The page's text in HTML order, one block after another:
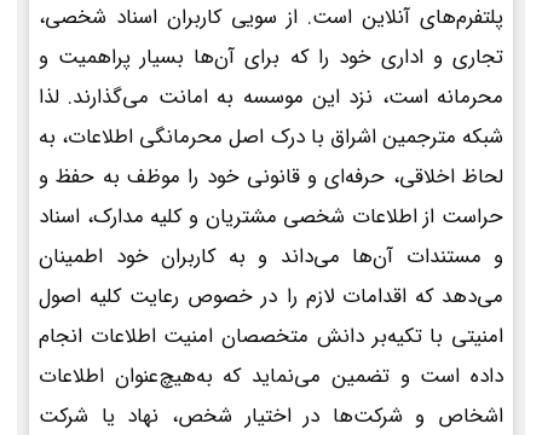
پلتفرم‌های آنلاین است. از سویی کاربران اسناد شخصی،
تجاری و اداری خود را که برای آن‌ها بسیار پراهمیت و
محرمانه است، نزد این موسسه به امانت می‌گذارند. لذا
شبکه مترجمین اشراق با درک اصل محرمانگی اطلاعات، به
لحاظ اخلاقی، حرفه‌ای و قانونی خود را موظف به حفظ و
حراست از اطلاعات شخصی مشتریان و کلیه مدارک، اسناد
و مستندات آن‌ها می‌داند و به کاربران خود اطمینان
می‌دهد که اقدامات لازم را در خصوص رعایت کلیه اصول
امنیتی با تکیه‌بر دانش متخصصان امنیت اطلاعات انجام
داده است و تضمین می‌نماید که به‌هیچ‌عنوان اطلاعات
اشخاص و شرکت‌ها در اختیار شخص، نهاد یا شرکت